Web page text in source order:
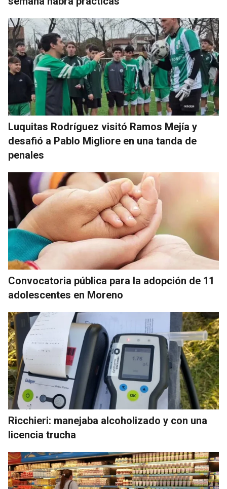
Luquitas Rodríguez visitó Ramos Mejía y
desafió a Pablo Migliore en una tanda de
penales
Convocatoria pública para la adopción de 11
adolescentes en Moreno
Ricchieri: manejaba alcoholizado y con una
licencia trucha